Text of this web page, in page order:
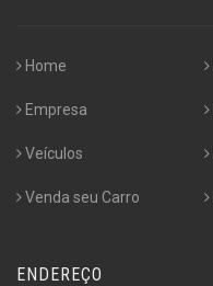
Home
Empresa
Veículos
Venda seu Carro
ENDEREÇO